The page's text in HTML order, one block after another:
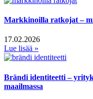
Markkinoilla ratkojat –
17.02.2026
Lue lisää »
Brändi identiteetti –
maailmassa